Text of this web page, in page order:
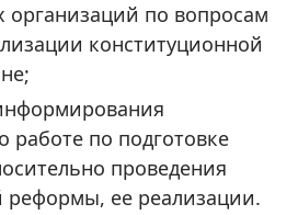
по вопросам
конституционной
работе по подготовке
проведения
реформы, ее реализации.